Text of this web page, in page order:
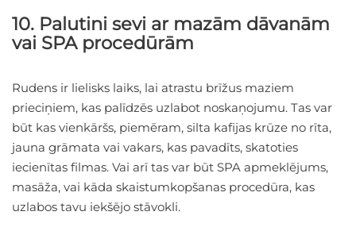
10. Palutini sevi ar mazām dāvanām
vai SPA procedūrām
Rudens ir lielisks laiks, lai atrastu brīžus maziem
prieciņiem, kas palīdzēs uzlabot noskaņojumu. Tas var
būt kas vienkāršs, piemēram, silta kafijas krūze no rīta,
jauna grāmata vai vakars, kas pavadīts, skatoties
iecienītas filmas. Vai arī tas var būt SPA apmeklējums,
masāža, vai kāda skaistumkopšanas procedūra, kas
uzlabos tavu iekšējo stāvokli.